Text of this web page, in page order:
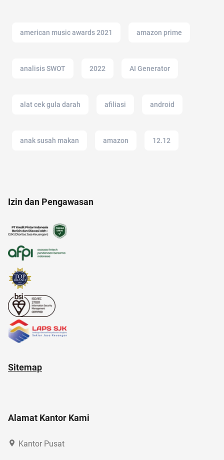
american music awards 2021 amazon prime
analisis SWOT 2022 AI Generator
alat cek gula darah afiliasi android
anak susah makan amazon 12.12
adakmai
Izin dan Pengawasan
Sitemap
Alamat Kantor Kami
Kantor Pusat